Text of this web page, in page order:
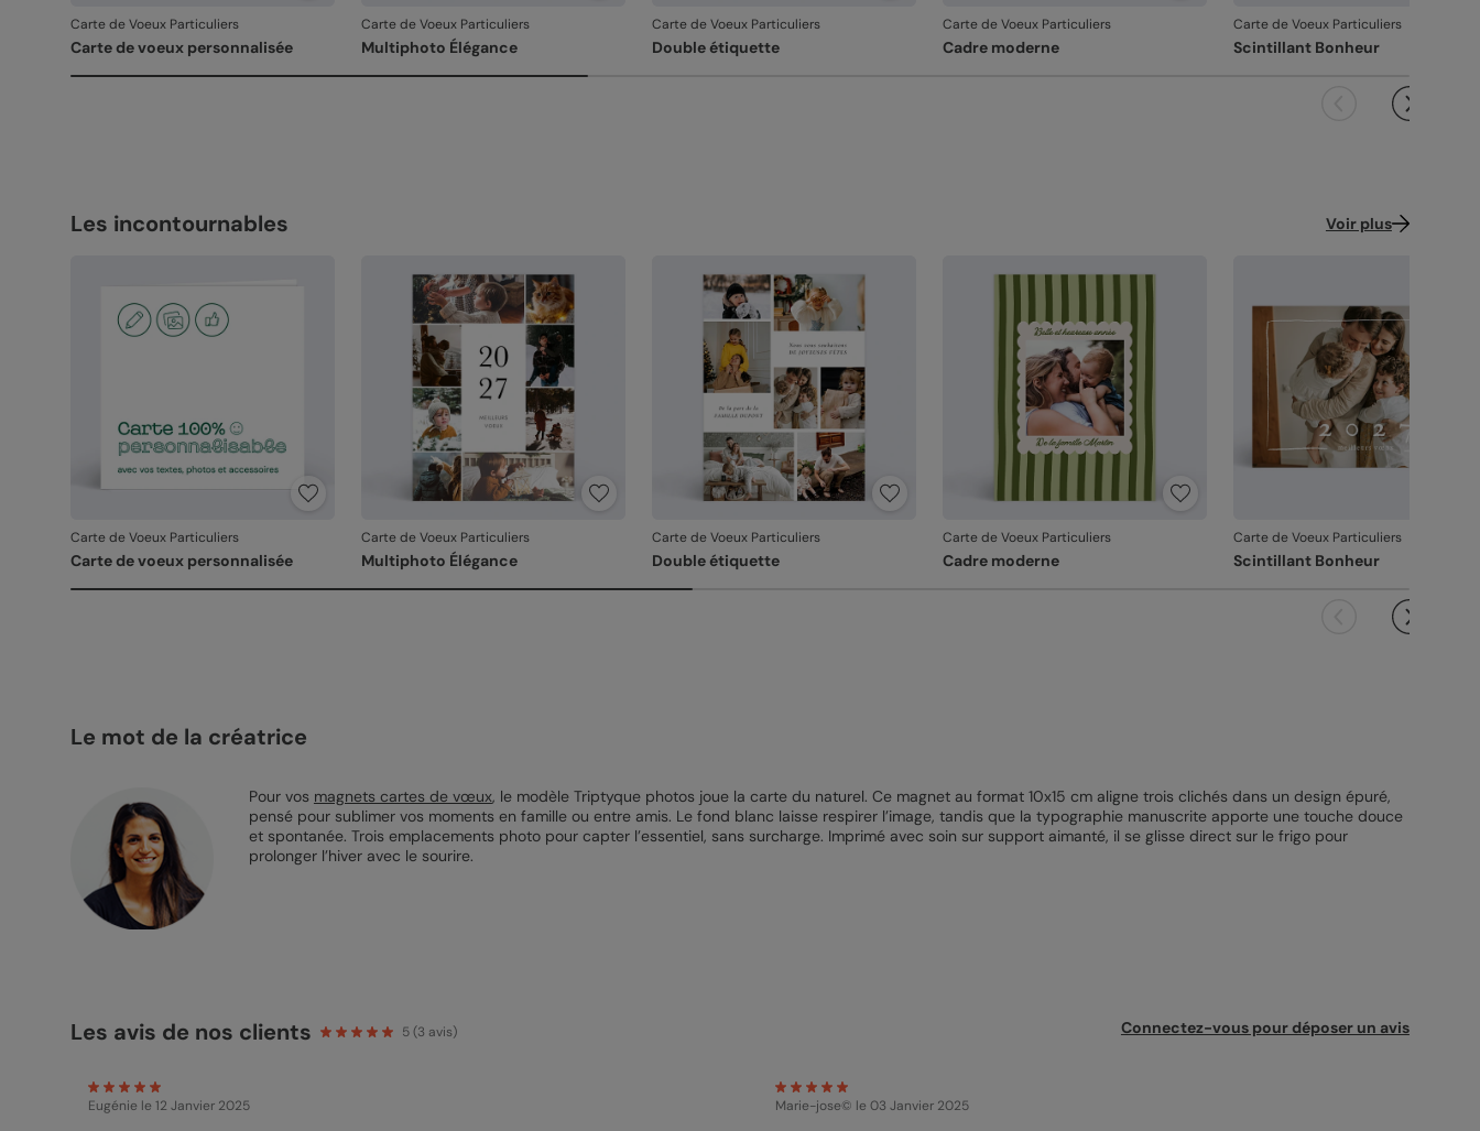
Carte de Voeux Particuliers
Carte de voeux personnalisée
Carte de Voeux Particuliers
Multiphoto Élégance
Carte de Voeux Particuliers
Double étiquette
Carte de Voeux Particuliers
Cadre moderne
Carte de Voeux Particuliers
Scintillant Bonheur
Les incontournables Voir plus
Carte de Voeux Particuliers
Carte de voeux personnalisée
Carte de Voeux Particuliers
Multiphoto Élégance
Carte de Voeux Particuliers
Double étiquette
Carte de Voeux Particuliers
Cadre moderne
Carte de Voeux Particuliers
Scintillant Bonheur
Le mot de la créatrice
Pour vos magnets cartes de vœux, le modèle Triptyque photos joue la carte du naturel. Ce magnet au format 10x15 cm aligne trois clichés dans un design épuré,
pensé pour sublimer vos moments en famille ou entre amis. Le fond blanc laisse respirer l’image, tandis que la typographie manuscrite apporte une touche douce
et spontanée. Trois emplacements photo pour capter l’essentiel, sans surcharge. Imprimé avec soin sur support aimanté, il se glisse direct sur le frigo pour
prolonger l’hiver avec le sourire.
Les avis de nos clients 5(3 avis) Connectez-vous pour déposer un avis
Eugénie le 12 Janvier 2025 Marie-jose© le 03 Janvier 2025